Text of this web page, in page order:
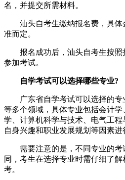
名，并提交所需材料。
汕头自考生缴纳报名费，具体
准而定。
报名成功后，汕头自考生按照
参加考试。
自学考试可以选择哪些专业?
广东省自学考试可以选择的专
等多个领域，具体专业包括会计
学、计算机科学与技术、电气工
自身兴趣和职业发展规划等因素进
需要注意的是，不同专业的考
同，考生在选择专业时需仔细了
考。